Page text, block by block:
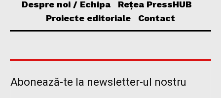
Despre noi / Echipa
Rețea PressHUB
Proiecte editoriale
Contact
Abonează-te la newsletter-ul nostru